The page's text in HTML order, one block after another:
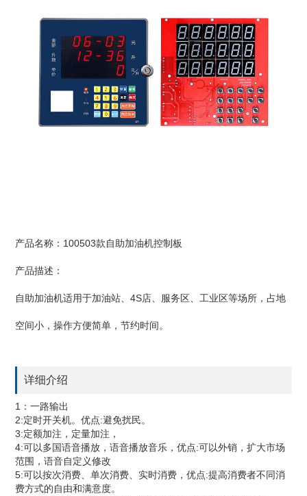
产品名称：100503款自助加油机控制板
产品描述：
自助加油机适用于加油站、4S店、服务区、工业区等场所，占地
空间小，操作方便简单，节约时间。
详细介绍
1：一路输出
2:定时开关机。优点:避免扰民。
3:定额加注，定量加注，
4:可以多国语音播放，语音播放音乐，优点:可以外销，扩大市场
范围，语音自定义修改
5:可以按次消费、单次消费、实时消费，优点:提高消费者不同消
费方式的自由和满意度。